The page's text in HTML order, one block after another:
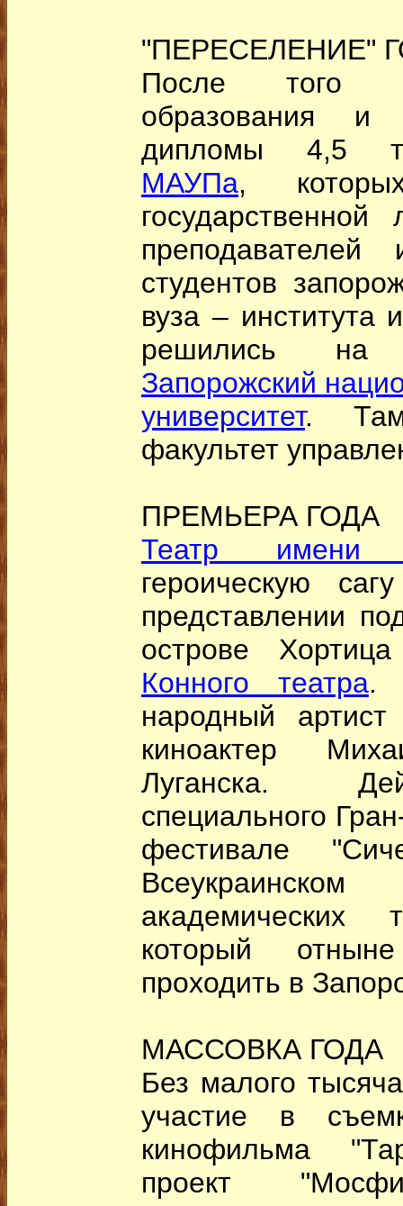
"ПЕРЕСЕЛЕНИЕ"
После того
образования
дипломы 4,5
МАУПа,
студентов
вуза – института
решились на
Запорожский
университет. Там
факультет
ПРЕМЬЕРА ГОДА
Театр имени
героическую
представлении
острове
Конного театра.
народный
киноактер
Луганска.
специального
фестивале
академических
который
проходить в
МАССОВКА ГОДА
Без малого
участие в
кинофильма
проект